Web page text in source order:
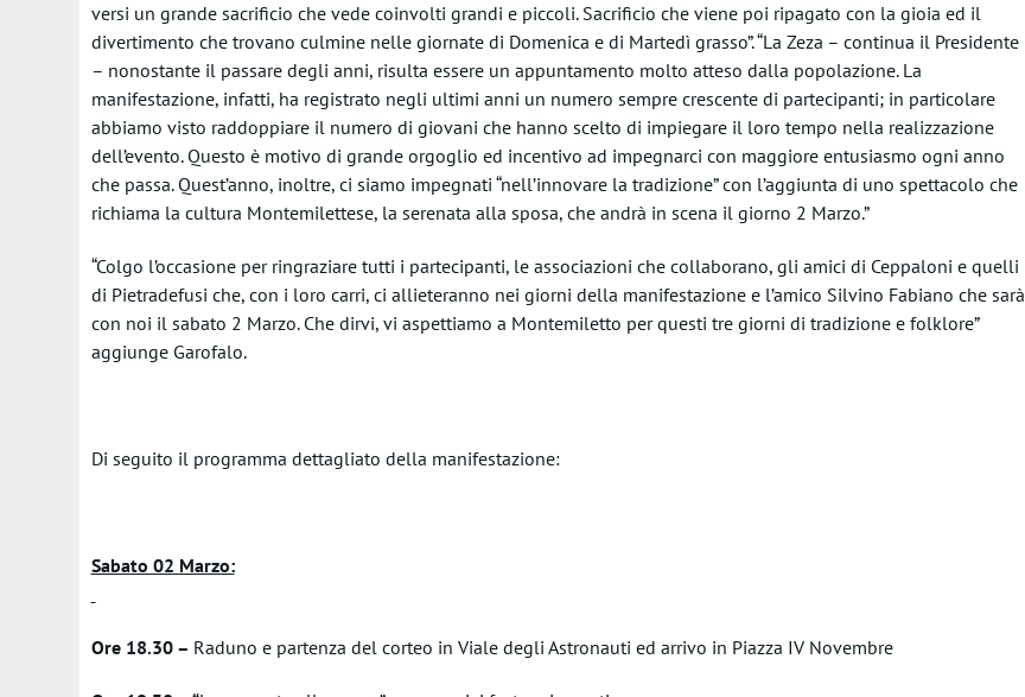
versi un grande sacrificio che vede coinvolti grandi e piccoli. Sacrificio che viene poi ripagato con la gioia ed il
divertimento che trovano culmine nelle giornate di Domenica e di Martedì grasso”. “La Zeza – continua il Presidente
– nonostante il passare degli anni, risulta essere un appuntamento molto atteso dalla popolazione. La
manifestazione, infatti, ha registrato negli ultimi anni un numero sempre crescente di partecipanti; in particolare
abbiamo visto raddoppiare il numero di giovani che hanno scelto di impiegare il loro tempo nella realizzazione
dell’evento. Questo è motivo di grande orgoglio ed incentivo ad impegnarci con maggiore entusiasmo ogni anno
che passa. Quest’anno, inoltre, ci siamo impegnati “nell’innovare la tradizione” con l’aggiunta di uno spettacolo che
richiama la cultura Montemilettese, la serenata alla sposa, che andrà in scena il giorno 2 Marzo.”
“Colgo l’occasione per ringraziare tutti i partecipanti, le associazioni che collaborano, gli amici di Ceppaloni e quelli
di Pietradefusi che, con i loro carri, ci allieteranno nei giorni della manifestazione e l’amico Silvino Fabiano che sarà
con noi il sabato 2 Marzo. Che dirvi, vi aspettiamo a Montemiletto per questi tre giorni di tradizione e folklore”
aggiunge Garofalo.
Di seguito il programma dettagliato della manifestazione:
Sabato 02 Marzo:
Ore 18.30 – Raduno e partenza del corteo in Viale degli Astronauti ed arrivo in Piazza IV Novembre